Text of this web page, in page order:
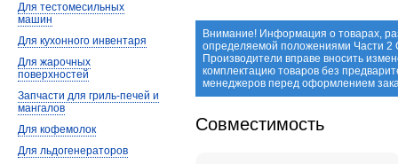
Внимание! Информация о товарах,
определяемой положениями Части 2
Производители вправе вносить
комплектацию товаров без
менеджеров перед оформлением
Совместимость
Для тестомесильных
машин
Для кухонного инвентаря
Для жарочных
поверхностей
Запчасти для гриль-печей и
мангалов
Для кофемолок
Для льдогенераторов